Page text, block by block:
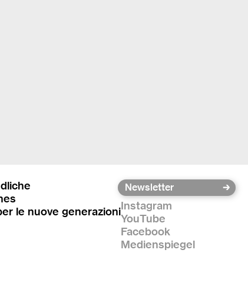
le nuove generazioniInstagram
YouTube
Facebook
Medienspiegel